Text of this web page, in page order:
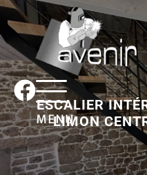
MENU
ESCALIER
LIMON